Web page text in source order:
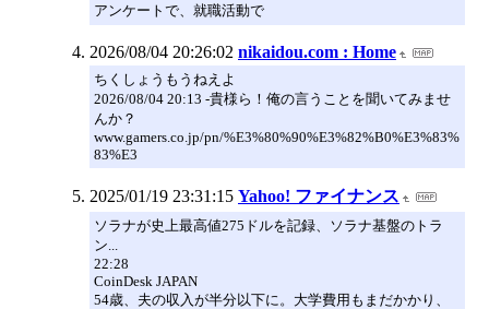
アンケートで、就職活動で
2026/08/04 20:26:02 nikaidou.com : Home
ちくしょうもうねえよ
2026/08/04 20:13 -貴様ら！俺の言うことを聞いてみませ
んか？
www.gamers.co.jp/pn/%E3%80%90%E3%82%B0%E3%83%
83%E3
2025/01/19 23:31:15 Yahoo! ファイナンス
ソラナが史上最高値275ドルを記録、ソラナ基盤のトラ
ン...
22:28
CoinDesk JAPAN
54歳、夫の収入が半分以下に。大学費用もまだかかり、